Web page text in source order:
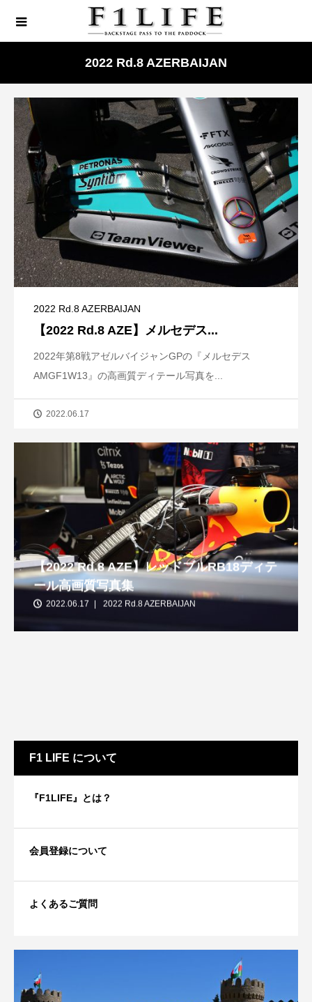
2022 Rd.8 AZERBAIJAN
2022 Rd.8 AZERBAIJAN
【2022 Rd.8 AZE】メルセデス...
2022年第8戦アゼルバイジャンGPの『メルセデス
AMGF1W13』の高画質ディテール写真を...
2022.06.17
【2022 Rd.8 AZE】レッドブルRB18ディテ
ール高画質写真集
2022.06.17 2022 Rd.8 AZERBAIJAN
F1 LIFE について
『F1LIFE』とは？
会員登録について
よくあるご質問